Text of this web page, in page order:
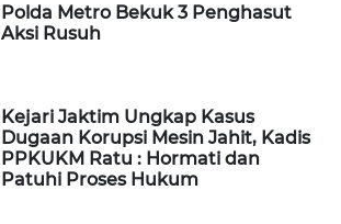
Polda Metro Bekuk 3 Penghasut
Aksi Rusuh
Kejari Jaktim Ungkap Kasus
Dugaan Korupsi Mesin Jahit, Kadis
PPKUKM Ratu : Hormati dan
Patuhi Proses Hukum